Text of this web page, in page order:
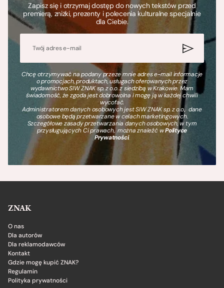
Zapisz się i otrzymaj dostęp do nowych tekstów przed
premierą, zniżki, prezenty i polecenia kulturalne specjalnie
dla Ciebie.
Chcę otrzymywać na podany przeze mnie adres e-mail informacje
o promocjach, produktach, usługach oferowanych przez
wydawnictwo SIW ZNAK sp. z o.o. z siedzibą w Krakowie. Mam
świadomość, że zgoda jest dobrowolna i mogę ją w każdej chwili
wycofać.
Administratorem danych osobowych jest SIW ZNAK sp. z o.o., dane
osobowe będą przetwarzane w celach marketingowych.
Szczegółowe zasady przetwarzania danych osobowych, w tym
przysługujących Ci prawach, można znaleźć wPolityce
Prywatności.
ZNAK
O nas
Dla autorów
Dla reklamodawców
Kontakt
Gdzie mogę kupić ZNAK?
Regulamin
Polityka prywatności